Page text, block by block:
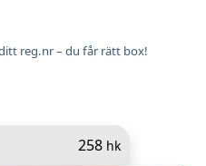
reg.nr – du får rätt box!
258 hk